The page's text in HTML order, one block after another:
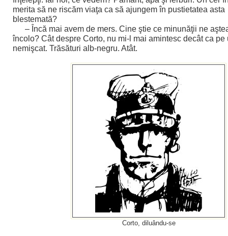
merita să ne riscăm viaţa ca să ajungem în pustietatea asta
blestemată?
– Încă mai avem de mers. Cine ştie ce minunăţii ne
încolo? Cât despre Corto, nu mi-l mai amintesc decât ca pe
nemişcat. Trăsături alb-negru. Atât.
Corto, diluându-se